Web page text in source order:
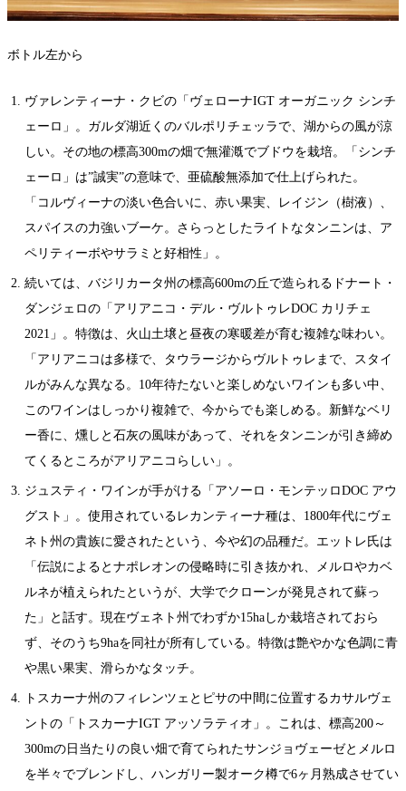
ボトル左から
ヴァレンティーナ・クビの「ヴェローナIGT オーガニック シンチ
ェーロ」。ガルダ湖近くのバルポリチェッラで、湖からの風が涼
しい。その地の標高300mの畑で無灌漑でブドウを栽培。「シンチ
ェーロ」は”誠実”の意味で、亜硫酸無添加で仕上げられた。
「コルヴィーナの淡い色合いに、赤い果実、レイジン（樹液）、
スパイスの力強いブーケ。さらっとしたライトなタンニンは、ア
ペリティーボやサラミと好相性」。
続いては、バジリカータ州の標高600mの丘で造られるドナート・
ダンジェロの「アリアニコ・デル・ヴルトゥレDOC カリチェ
2021」。特徴は、火山土壌と昼夜の寒暖差が育む複雑な味わい。
「アリアニコは多様で、タウラージからヴルトゥレまで、スタイ
ルがみんな異なる。10年待たないと楽しめないワインも多い中、
このワインはしっかり複雑で、今からでも楽しめる。新鮮なベリ
ー香に、燻しと石灰の風味があって、それをタンニンが引き締め
てくるところがアリアニコらしい」。
ジュスティ・ワインが手がける「アソーロ・モンテッロDOC アウ
グスト」。使用されているレカンティーナ種は、1800年代にヴェ
ネト州の貴族に愛されたという、今や幻の品種だ。エットレ氏は
「伝説によるとナポレオンの侵略時に引き抜かれ、メルロやカベ
ルネが植えられたというが、大学でクローンが発見されて蘇っ
た」と話す。現在ヴェネト州でわずか15haしか栽培されておら
ず、そのうち9haを同社が所有している。特徴は艶やかな色調に青
や黒い果実、滑らかなタッチ。
トスカーナ州のフィレンツェとピサの中間に位置するカサルヴェ
ントの「トスカーナIGT アッソラティオ」。これは、標高200～
300mの日当たりの良い畑で育てられたサンジョヴェーゼとメルロ
を半々でブレンドし、ハンガリー製オーク樽で6ヶ月熟成させてい